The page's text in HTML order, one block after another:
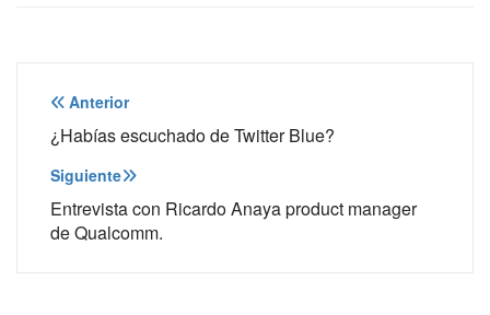
Navegación
de
entradas
Anterior
¿Habías escuchado de Twitter Blue?
Siguiente
Entrevista con Ricardo Anaya product manager
de Qualcomm.